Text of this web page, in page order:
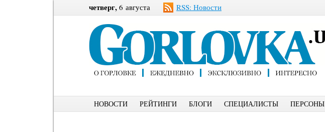
четверг, 6 августа RSS: Новости
НОВОСТИ РЕЙТИНГИ БЛОГИ СПЕЦИАЛИСТЫ ПЕРСОНЫ